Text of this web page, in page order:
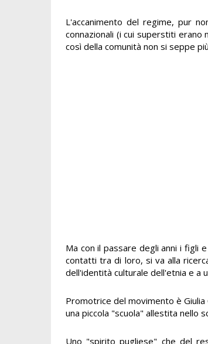
L'accanimento del regime, pur
connazionali (i cui superstiti
così della comunità non si seppe
Ma con il passare degli anni i figli
contatti tra di loro, si va alla
dell'identità culturale dell'etnia e a
Promotrice del movimento è
una piccola "scuola" allestita nello
Uno "spirito pugliese" che del